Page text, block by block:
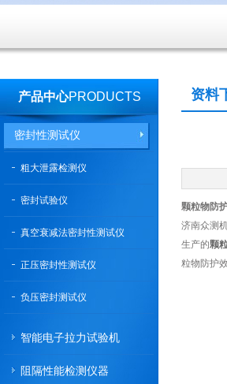
产品中心PRODUCTS
密封性测试仪
粗大泄露检测仪
密封试验仪
真空衰减法密封性测试仪
正压密封性测试仪
负压密封测试仪
智能电子拉力试验机
阻隔性能检测仪器
资料
颗粒物防
济南众测
生产的颗
粒物防护